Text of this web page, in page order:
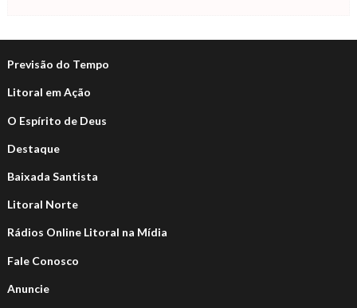
Previsão do Tempo
Litoral em Ação
O Espírito de Deus
Destaque
Baixada Santista
Litoral Norte
Rádios Online Litoral na Mídia
Fale Conosco
Anuncie